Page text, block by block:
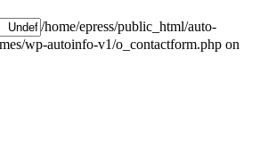
/home/epress/public_html/auto-
wp-autoinfo-v1/o_contactform.php on